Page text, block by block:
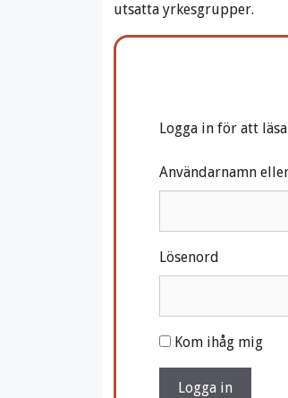
utsatta yrkesgrupper.
Logga in för att
Användarnamn
Lösenord
A
l
Kom ihåg mig
Logga in